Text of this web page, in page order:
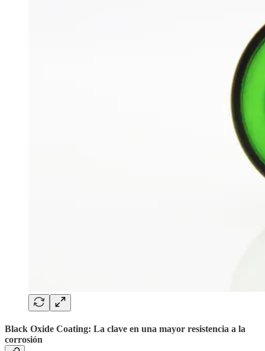
Black Oxide Coating: La clave en una mayor resistencia a la
corrosión